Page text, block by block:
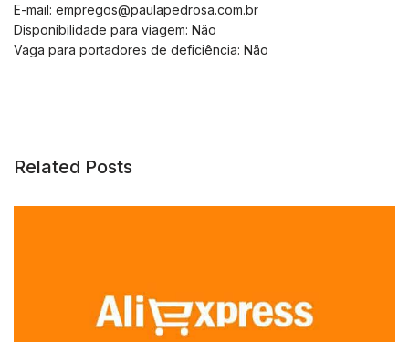
E-mail: empregos@paulapedrosa.com.br
Disponibilidade para viagem: Não
Vaga para portadores de deficiência: Não
Related Posts